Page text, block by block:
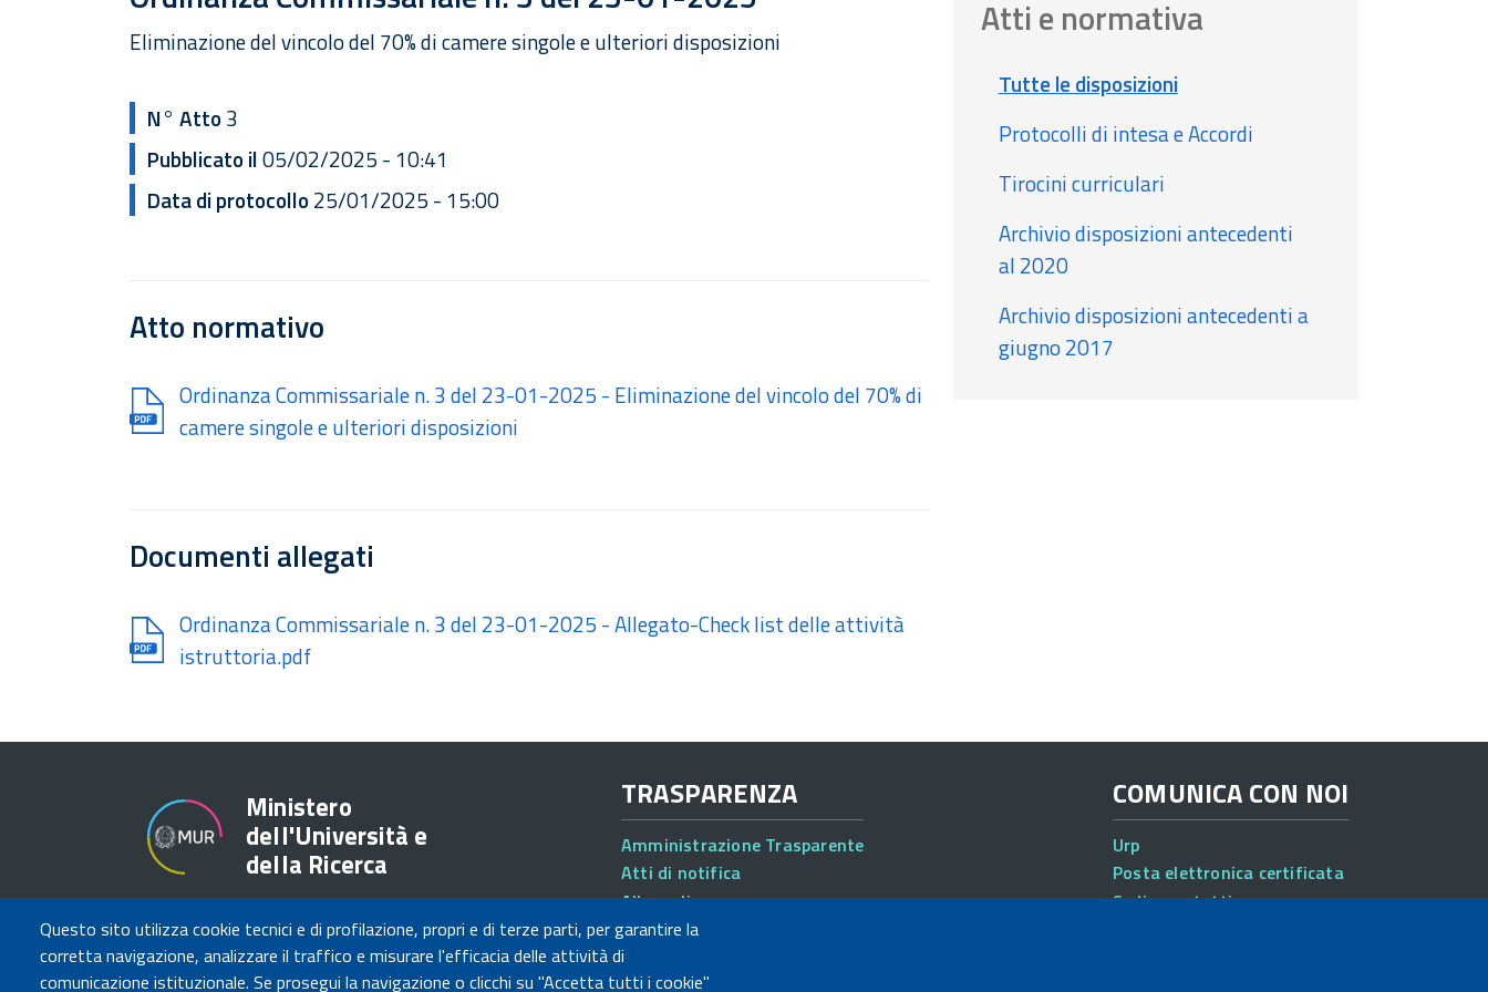
Questo sito utilizza cookie tecnici e di profilazione, propri e di terze parti, per garantire la
corretta navigazione, analizzare il traffico e misurare l'efficacia delle attività di
comunicazione istituzionale. Se prosegui la navigazione o clicchi su "Accetta tutti i cookie"
Eliminazione del vincolo del 70% di camere singole e ulteriori disposizioni
N° Atto 3
Pubblicato il05/02/2025 - 10:41
Data di protocollo 25/01/2025 - 15:00
Atto normativo
Document
Ordinanza Commissariale n. 3 del 23-01-2025 - Eliminazione del vincolo del 70% di
camere singole e ulteriori disposizioni
Documenti allegati
Document
Ordinanza Commissariale n. 3 del 23-01-2025 - Allegato-Check list delle attività
istruttoria.pdf
Atti e normativa
Tutte le disposizioni
Protocolli di intesa e Accordi
Tirocini curriculari
Archivio disposizioni antecedenti
al 2020
Archivio disposizioni antecedenti a
giugno 2017
Ministero
dell'Università e
della Ricerca
TRASPARENZA
Amministrazione Trasparente
Atti di notifica
Albo online
Concorsi
COMUNICA CON NOI
Urp
Posta elettronica certificata
Sedi e contatti